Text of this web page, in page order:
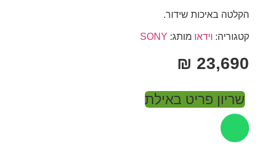
הקלטה באיכות שידור.
קטגוריה: וידאו מותג: SONY
₪ 23,690
שריון פריט באילת